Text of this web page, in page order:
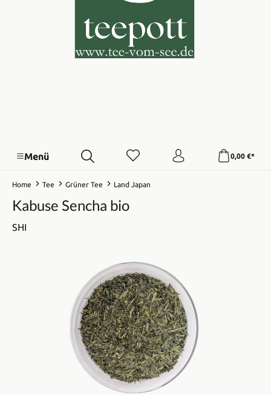
Menü 0,00 €*
Home Tee Grüner Tee Land Japan
Kabuse Sencha bio
SHI
Bildergalerie überspringen